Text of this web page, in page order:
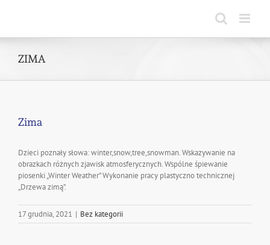
ZIMA
Zima
Dzieci poznały słowa: winter,snow,tree,snowman. Wskazywanie na
obrazkach różnych zjawisk atmosferycznych. Wspólne śpiewanie
piosenki „Winter Weather” Wykonanie pracy plastyczno technicznej
„Drzewa zimą”.
17 grudnia, 2021 | Bez kategorii